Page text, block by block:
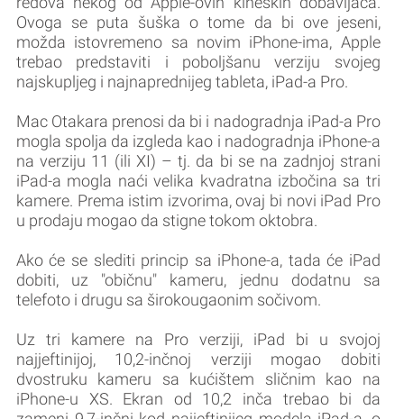
Ovoga se puta šuška o tome da bi ove jeseni,
možda istovremeno sa novim iPhone-ima, Apple
trebao predstaviti i poboljšanu verziju svojeg
najskupljeg i najnaprednijeg tableta, iPad-a Pro.
Mac Otakara prenosi da bi i nadogradnja iPad-a Pro
mogla spolja da izgleda kao i nadogradnja iPhone-a
na verziju 11 (ili XI) – tj. da bi se na zadnjoj strani
iPad-a mogla naći velika kvadratna izbočina sa tri
kamere. Prema istim izvorima, ovaj bi novi iPad Pro
u prodaju mogao da stigne tokom oktobra.
Ako će se slediti princip sa iPhone-a, tada će iPad
dobiti, uz "običnu" kameru, jednu dodatnu sa
telefoto i drugu sa širokougaonim sočivom.
Uz tri kamere na Pro verziji, iPad bi u svojoj
najjeftinijoj, 10,2-inčnoj verziji mogao dobiti
dvostruku kameru sa kućištem sličnim kao na
iPhone-u XS. Ekran od 10,2 inča trebao bi da